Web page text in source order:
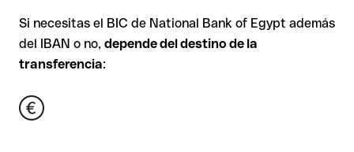
Si necesitas el BIC de National Bank of Egypt además
del IBAN o no, depende del destino de la
transferencia: